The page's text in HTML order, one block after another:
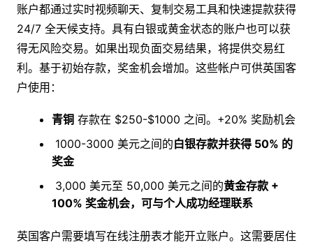
账户都通过实时视频聊天、复制交易工具和快速提款获得
24/7 全天候支持。具有白银或黄金状态的账户也可以获
得无风险交易。如果出现负面交易结果，将提供交易红
利。基于初始存款，奖金机会增加。这些帐户可供英国客
户使用：
青铜存款在 $250-$1000 之间。+20% 奖励机会
1000-3000 美元之间的白银存款并获得 50% 的
奖金
3,000 美元至 50,000 美元之间的黄金存款 +
100% 奖金机会，可与个人成功经理联系
英国客户需要填写在线注册表才能开立账户。这需要居住